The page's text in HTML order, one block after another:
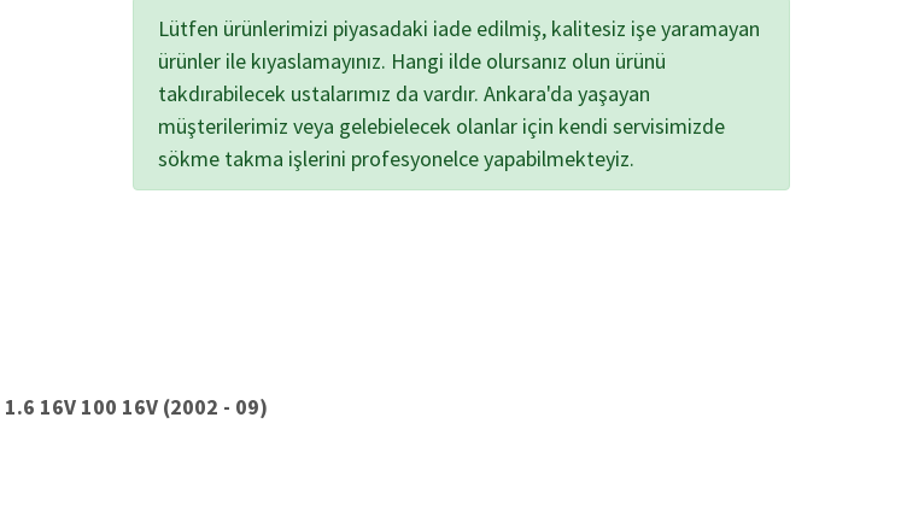
Lütfen ürünlerimizi piyasadaki iade edilmiş, kalitesiz işe yaramayan
ürünler ile kıyaslamayınız. Hangi ilde olursanız olun ürünü
takdırabilecek ustalarımız da vardır. Ankara'da yaşayan
müşterilerimiz veya gelebielecek olanlar için kendi servisimizde
sökme takma işlerini profesyonelce yapabilmekteyiz.
1.6 16V 100 16V (2002 - 09)